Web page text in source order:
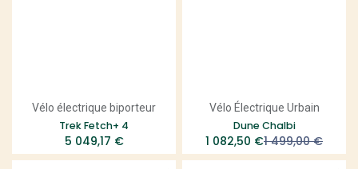
Vélo électrique biporteur
Trek Fetch+ 4
5 049,17 €
Vélo Électrique Urbain
Dune Chalbi
1 082,50 €1 499,00€